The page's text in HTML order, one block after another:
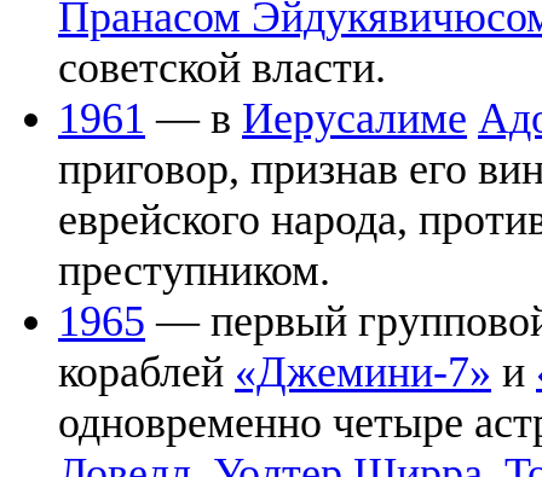
Пранасом
советской власти.
1961 — в Иерусалиме
приговор, признав его
еврейского народа,
преступником.
1965 — первый
кораблей «Джемини-7» и
одновременно четыре